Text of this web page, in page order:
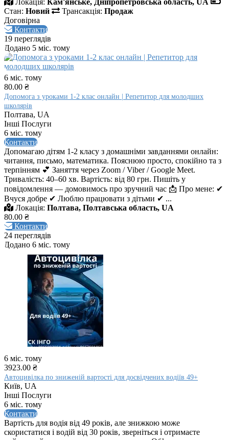
Локація: Кам'янське, Дніпропетровська область, UA
Стан: Новий Трансакція: Продаж
Договірна
Контакти
19 переглядів
Додано 5 міс. тому
6 міс. тому
80.00 ₴
Допомога з уроками 1-2 клас онлайн | Репетитор для молодших
школярів
Полтава, UA
Інші Послуги
6 міс. тому
Контакти
Допомагаю дітям 1-2 класу з домашніми завданнями онлайн:
читання, письмо, математика. Пояснюю просто, спокійно та з
терпінням 💕 Заняття через Zoom / Viber / Google Meet.
Тривалість: 40–60 хв. Вартість: від 80 грн. Пишіть у
повідомлення — домовимось про зручний час 📩 Про мене: ✔
Вчуся добре ✔ Люблю працювати з дітьми ✔ ...
Локація: Полтава, Полтавська область, UA
80.00 ₴
Контакти
24 переглядів
Додано 6 міс. тому
6 міс. тому
3923.00 ₴
Автоцивілка по зниженій вартості для досвідчених водіїв 49+
Київ, UA
Інші Послуги
6 міс. тому
Контакти
Вартість для водія від 49 років, але знижкою може
скористатися і водій від 30 років, зверніться і отримаєте